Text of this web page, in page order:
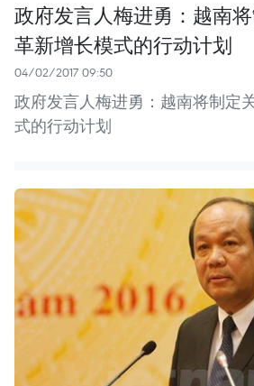
政府发言人梅进勇：越南
革新增长模式的行动计划
04/02/2017 09:50
政府发言人梅进勇：越南将制定
式的行动计划